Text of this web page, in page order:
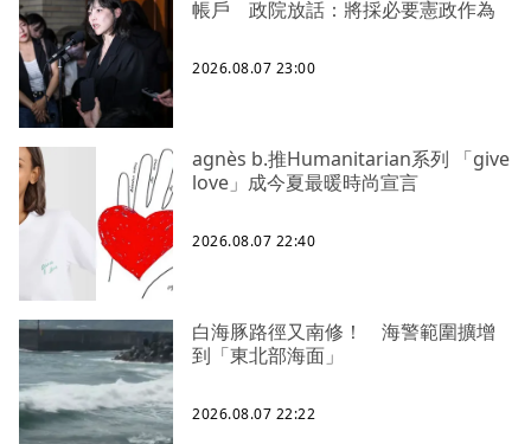
帳戶 政院放話：將採必要憲政作為
2026.08.07 23:00
agnès b.推Humanitarian系列 「give
love」成今夏最暖時尚宣言
2026.08.07 22:40
白海豚路徑又南修！ 海警範圍擴增
到「東北部海面」
2026.08.07 22:22